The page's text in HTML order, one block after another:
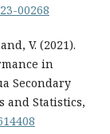
00268
V. (2021).
in
Secondary
and Statistics,